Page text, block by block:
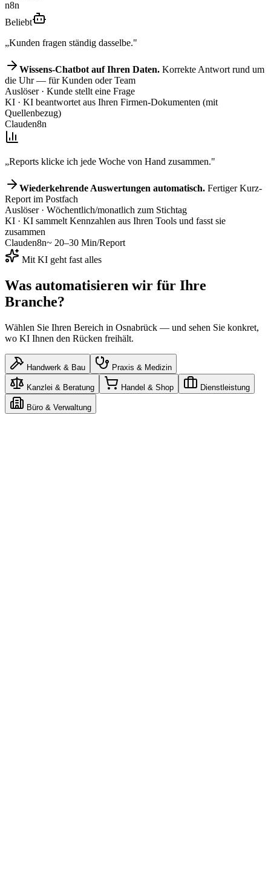
n8n
Beliebt
„Kunden fragen ständig dasselbe."
Wissens-Chatbot auf Ihren Daten. Korrekte Antwort rund um
die Uhr — für Kunden oder Team
Auslöser· Kunde stellt eine Frage
KI · KI beantwortet aus Ihren Firmen-Dokumenten (mit
Quellenbezug)
Clauden8n
„Reports klicke ich jede Woche von Hand zusammen."
Wiederkehrende Auswertungen automatisch. Fertiger Kurz-
Report im Postfach
Auslöser· Wöchentlich/monatlich zum Stichtag
KI · KI sammelt Kennzahlen aus Ihren Tools und fasst sie
zusammen
Clauden8n~ 20–30 Min/Report
Mit KI geht fast alles
Was automatisieren wir für Ihre
Branche?
Wählen Sie Ihren Bereich in Osnabrück — und sehen Sie konkret,
wo KI Ihnen den Rücken freihält.
Handwerk & Bau Praxis & Medizin
Kanzlei & Beratung Handel & Shop Dienstleistung
Büro & Verwaltung